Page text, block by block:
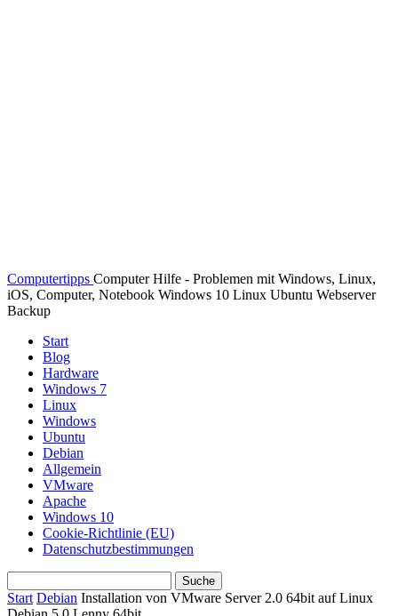
Computertipps Computer Hilfe - Problemen mit Windows, Linux,
iOS, Computer, Notebook Windows 10 Linux Ubuntu Webserver
Backup
Start
Blog
Hardware
Windows 7
Linux
Windows
Ubuntu
Debian
Allgemein
VMware
Apache
Windows 10
Cookie-Richtlinie (EU)
Datenschutzbestimmungen
Start Debian Installation von VMware Server 2.0 64bit auf Linux